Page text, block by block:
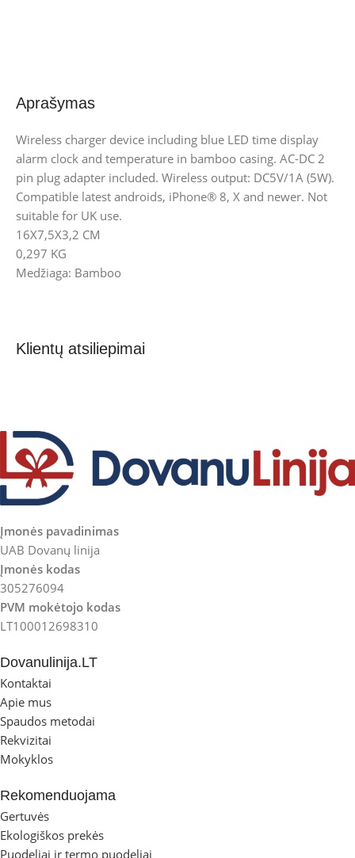
Aprašymas
Wireless charger device including blue LED time display
alarm clock and temperature in bamboo casing. AC-DC 2
pin plug adapter included. Wireless output: DC5V/1A (5W).
Compatible latest androids, iPhone® 8, X and newer. Not
suitable for UK use.
16X7,5X3,2 CM
0,297 KG
Medžiaga: Bamboo
Klientų atsiliepimai
Įmonės pavadinimas
UAB Dovanų linija
Įmonės kodas
305276094
PVM mokėtojo kodas
LT100012698310
Dovanulinija.LT
Kontaktai
Apie mus
Spaudos metodai
Rekvizitai
Mokyklos
Rekomenduojama
Gertuvės
Ekologiškos prekės
Puodeliai ir termo puodeliai